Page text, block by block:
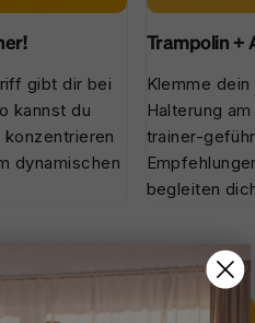
gibt dir bei
kannst du
dynamischen
Trampolin +
Klemme
Halterung
trainer-
begleiten